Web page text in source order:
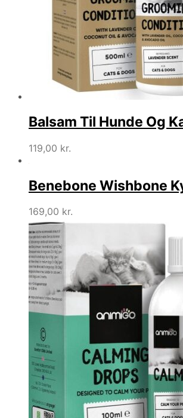
Balsam Til Hunde Og
119,00 kr.
Benebone Wishbone
169,00 kr.